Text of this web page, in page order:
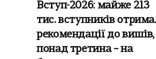
Вступ-2026: майже 213
тис. вступників
рекомендації до вишів,
понад третина – на